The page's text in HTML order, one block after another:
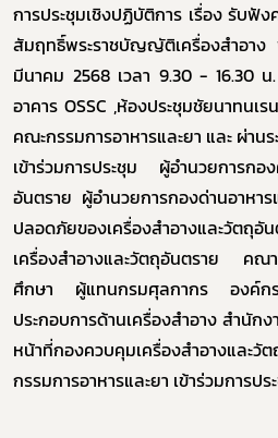
การประชุมเชิงปฏิบัติการ เรื่อง รับฟัง
สัมฤทธิ์พระราชบัญญัติเครื่องสำอา
มีนาคม 2568 เวลา 9.30 -
อาคาร OSSC ,ห้องประชุมชัยนาทนเ
คณะกรรมการอาหารและยา และ ผ่า
เข้าร่วมการประชุม ผู้อำนวยการกอ
อันตราย ผู้อำนวยการกองด่านอาหา
ปลอดภัยของเครื่องสำอางและวัตถุ
เครื่องสำอางและวัตถุอันตราย คณา
ศึกษา ผู้แทนกรมศุลกากร องค์ก
ประกอบการด้านเครื่องสำอาง สำนัก
หน้าที่กองควบคุมเครื่องสำอางแล
กรรมการอาหารและยา เข้าร่วมการป